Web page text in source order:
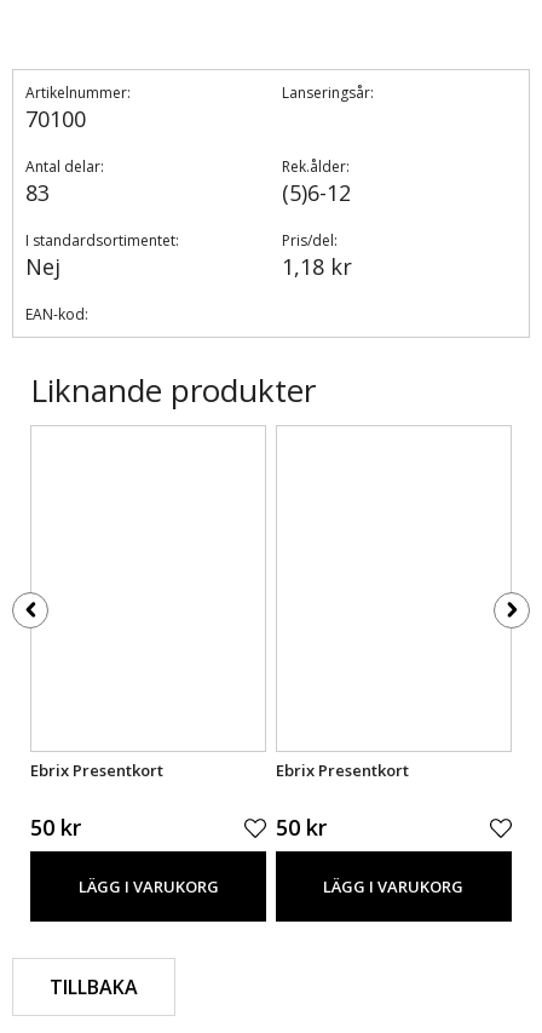
Artikelnummer:
70100
Lanseringsår:
Antal delar:
83
Rek.ålder:
(5)6-12
I standardsortimentet:
Nej
Pris/del:
1,18 kr
EAN-kod:
Liknande produkter
Ebrix Presentkort
50 kr
LÄGG I VARUKORG
Ebrix Presentkort
50 kr
LÄGG I VARUKORG
TILLBAKA